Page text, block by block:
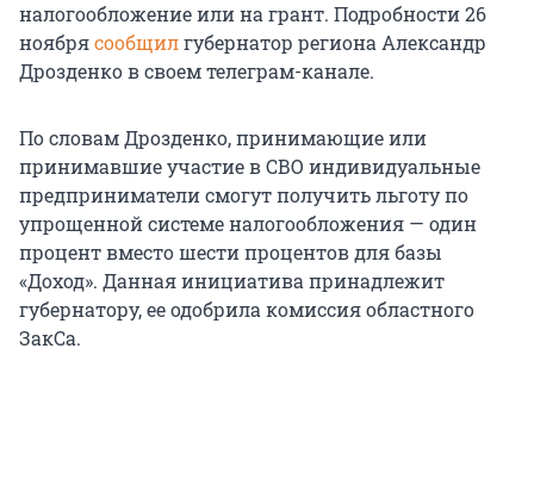
налогообложение или на грант. Подробности 26
ноябрясообщилгубернатор региона Александр
Дрозденко в своем телеграм-канале.
По словам Дрозденко, принимающие или
принимавшие участие в СВО индивидуальные
предприниматели смогут получить льготу по
упрощенной системе налогообложения — один
процент вместо шести процентов для базы
«Доход». Данная инициатива принадлежит
губернатору, ее одобрила комиссия областного
ЗакСа.